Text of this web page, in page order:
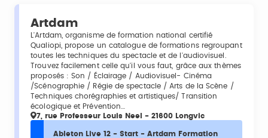
Artdam
L'Artdam, organisme de formation national certifié
Qualiopi, propose un catalogue de formations regroupant
toutes les techniques du spectacle et de l'audiovisuel.
Trouvez facilement celle qu'il vous faut, grâce aux thèmes
proposés : Son / Éclairage / Audiovisuel- Cinéma
/Scénographie / Régie de spectacle / Arts de la Scène /
Techniques chorégraphies et artistiques/ Transition
écologique et Prévention…
7, rue Professeur Louis Neel - 21600 Longvic
Ableton Live 12 - Start - Artdam Formation